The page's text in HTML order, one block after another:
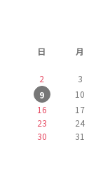
日 月
2
3
9
10
16
17
23
24
30
31